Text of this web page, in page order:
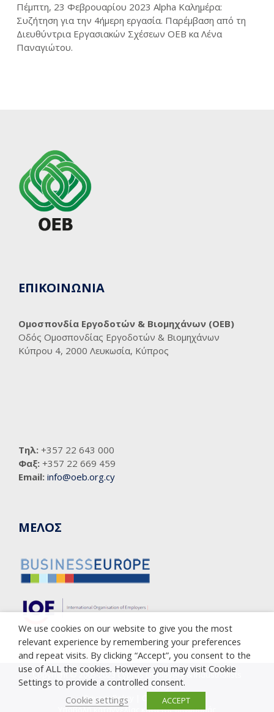
Πέμπτη, 23 Φεβρουαρίου 2023 Alpha Καλημέρα:
Συζήτηση για την 4ήμερη εργασία. Παρέμβαση από τη
Διευθύντρια Εργασιακών Σχέσεων ΟΕΒ κα Λένα
Παναγιώτου.
ΕΠΙΚΟΙΝΩΝΙΑ
Ομοσπονδία Εργοδοτών & Βιομηχάνων (ΟΕΒ)
Οδός Ομοσπονδίας Εργοδοτών & Βιομηχάνων
Κύπρου 4, 2000 Λευκωσία, Κύπρος
Τηλ: +357 22 643 000
Φαξ: +357 22 669 459
Email: info@oeb.org.cy
ΜΕΛΟΣ
Copyright © 2005-2023 Cyprus Employers & Industrialists
Federation (OEB)
Privacy Policy
Cookie Policy
Υποβολή καταγγελίας κατά της διαφθοράς
We use cookies on our website to give you the most
relevant experience by remembering your preferences
and repeat visits. By clicking “Accept”, you consent to the
use of ALL the cookies. However you may visit Cookie
Settings to provide a controlled consent.
Cookie settings
ACCEPT